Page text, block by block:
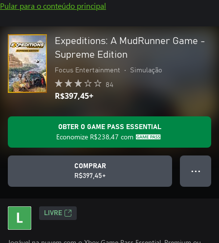
Pular para o conteúdo principal
Expeditions: A MudRunner Game -
Supreme Edition
Focus Entertainment • Simulação
84
R$397,45+
OBTER O GAME PASS ESSENTIAL
Economize R$238,47 com
COMPRAR
R$397,45+
● ● ●
LIVRE